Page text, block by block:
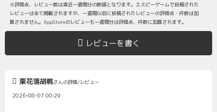
※評価点、レビュー数は直近一週間分の数値となります。エスピーゲームで投稿された
レビューは全て掲載されますが、一週間以前に投稿されたレビューの評価点・件数は加
算されません。AppStoreのレビューも一週間分は評価点、件数に加算されます。
レビューを書く
栗花落胡桃さんの評価/レビュー
2026-08-07 00:29